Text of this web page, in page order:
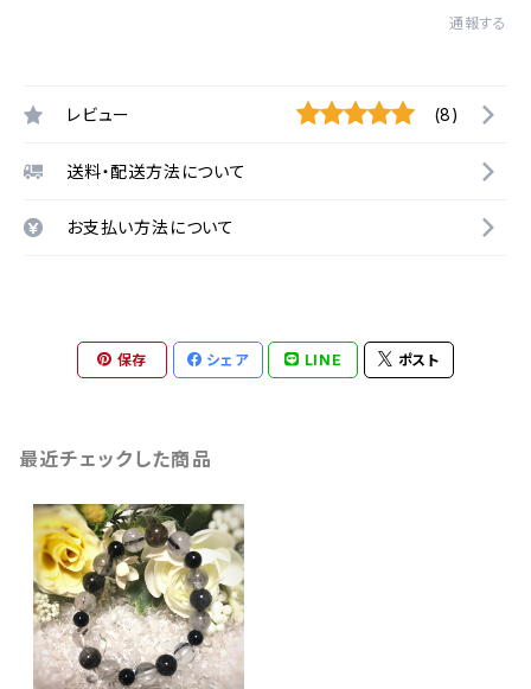
通報する
レビュー (8)
送料・配送方法について
お支払い方法について
保存 シェア LINE ポスト
最近チェックした商品